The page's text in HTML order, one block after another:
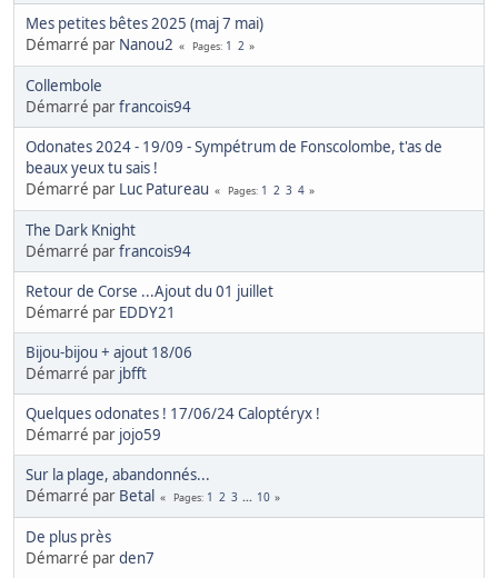
Mes petites bêtes 2025 (maj 7 mai)
Démarré par Nanou2 Pages 1 2
Collembole
Démarré parfrancois94
Odonates 2024 - 19/09 - Sympétrum de Fonscolombe, t'as de
beaux yeux tu sais !
Démarré par Luc Patureau Pages 1 2 3 4
The Dark Knight
Démarré parfrancois94
Retour de Corse ...Ajout du 01 juillet
Démarré par EDDY21
Bijou-bijou + ajout 18/06
Démarré par jbfft
Quelques odonates ! 17/06/24 Caloptéryx !
Démarré par jojo59
Sur la plage, abandonnés...
Démarré par Betal Pages 1 2 3 ... 10
De plus près
Démarré parden7